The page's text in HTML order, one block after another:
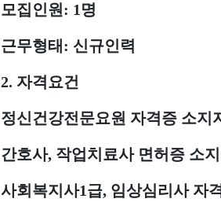
모집인원 : 1 명
근무형태 : 신규인력
2. 자격요건
정신건강전문요원 자격증 소지
간호사, 작업치료사 면허증 소
사회복지사1급, 임상심리사 자